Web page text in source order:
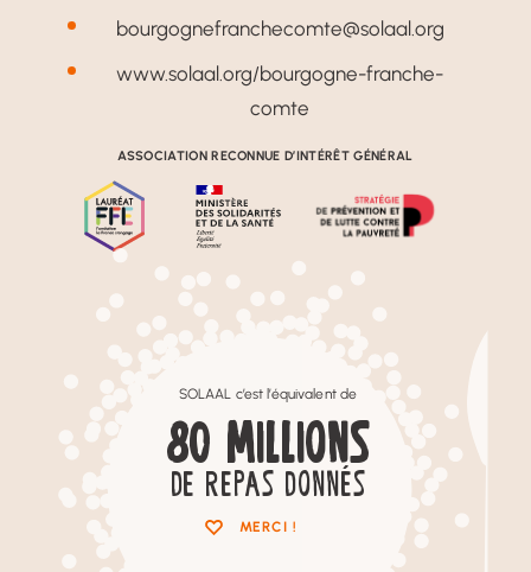
SOLAAL c’est l’équivalent de
80 MILLIONS
DE REPAS DONNÉS
MERCI !
bourgognefranchecomte@solaal.org
www.solaal.org/bourgogne-franche-
comte
ASSOCIATION RECONNUE D’INTÉRÊT GÉNÉRAL